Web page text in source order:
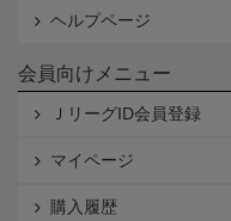
ヘルプページ
会員向けメニュー
ＪリーグID会員登録
マイページ
購入履歴